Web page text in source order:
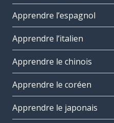
Apprendre l’espagnol
Apprendre l’italien
Apprendre le chinois
Apprendre le coréen
Apprendre le japonais